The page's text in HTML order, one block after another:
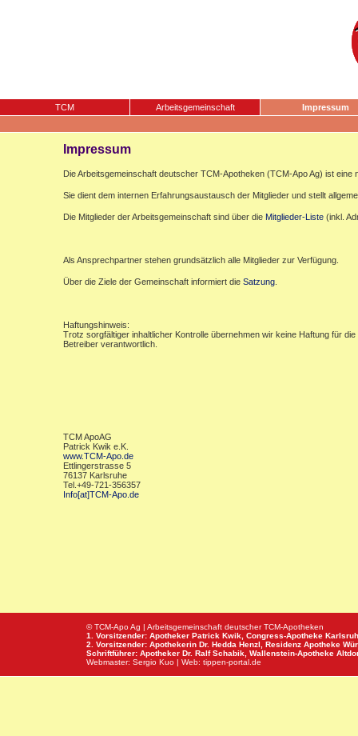
TCM Arbeitsgemeinschaft Impressum
Impressum
Die Arbeitsgemeinschaft deutscher TCM-Apotheken (TCM-Apo Ag) ist eine
Sie dient dem internen Erfahrungsaustausch der Mitglieder und stellt
Die Mitglieder der Arbeitsgemeinschaft sind über die Mitglieder-Liste (inkl.
Als Ansprechpartner stehen grundsätzlich alle Mitglieder zur Verfügung.
Über die Ziele der Gemeinschaft informiert die Satzung
Haftungshinweis:
Trotz sorgfältiger inhaltlicher Kontrolle übernehmen wir keine Haftung für
Betreiber verantwortlich.
TCM ApoAG
Patrick Kwik e.K.
www.TCM-Apo.de
Ettlingerstrasse 5
76137 Karlsruhe
Tel.+49-721-356357
Info[at]TCM-Apo.de
© TCM-Apo Ag | Arbeitsgemeinschaft deutscher TCM-Apotheken
1. Vorsitzender: Apotheker Patrick Kwik, Congress-Apotheke
2. Vorsitzender: Apothekerin Dr. Hedda Henzl, Residenz Apotheke
Schriftführer: Apotheker Dr. Ralf Schabik, Wallenstein-Apotheke
Webmaster: Sergio Kuo | Web: tippen-portal.de